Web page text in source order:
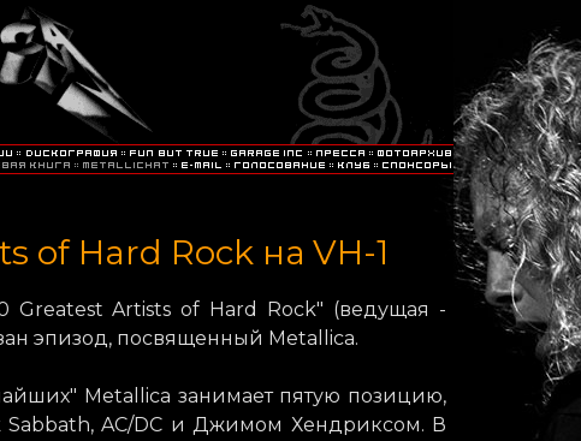
of Hard Rock на VH-1
Greatest Artists of Hard Rock" (ведущая -
эпизод, посвященный Metallica.
Metallica занимает пятую позицию,
Sabbath, AC/DC и Джимом Хендриксом. В